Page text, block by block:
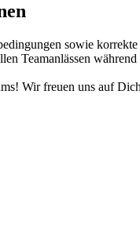
sowie
Teamanlässen während
Wir freuen uns auf